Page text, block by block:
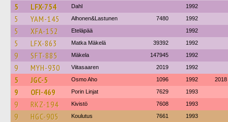
5 LFX-754 Dahl 1992
5 YAM-145 Alhonen&Lastunen 7480 1992
5 XFA-152 Eteläpää 1992
5 LFX-863 Matka Mäkelä 39392 1992
9 SFT-885 Mäkela 147945 1992
9 MYH-930 Viitasaaren 2019 1992
5 JGC-5 Osmo Aho 1096 1992 2018
9 OFI-469 Porin Linjat 7629 1993
9 RKZ-194 Kivistö 7608 1993
9 HGC-905 Koulutus 7661 1993